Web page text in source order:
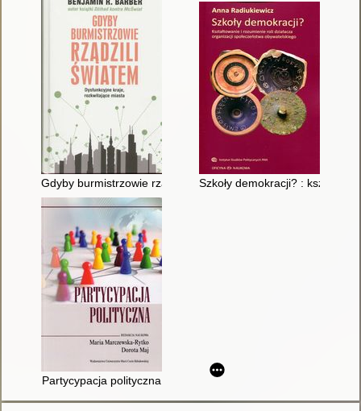
Gdyby burmistrzowie rządzili światem : dysfunkcyjne kraje,
Szkoły demokracji? :
Partycypacja polityczna